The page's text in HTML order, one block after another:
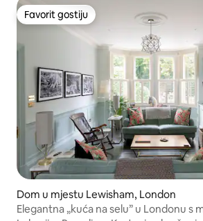
Favorit gostiju
Favorit gostiju
Dom u mjestu Lewisham, London
Elegantna „kuća na selu” u Londonu s